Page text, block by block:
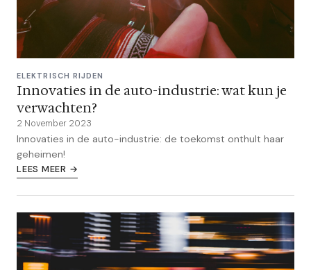
ELEKTRISCH RIJDEN
Innovaties in de auto-industrie: wat kun je
verwachten?
2 November 2023
Innovaties in de auto-industrie: de toekomst onthult haar
geheimen!
LEES MEER →